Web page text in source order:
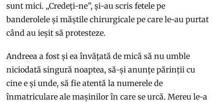
sunt mici. „Credeți-ne”, și-au scris fetele pe
banderolele și măștile chirurgicale pe care le-au purtat
când au ieșit să protesteze.
Andreea a fost și ea învățată de mică să nu umble
niciodată singură noaptea, să-și anunțe părinții cu
cine e și unde, să fie atentă la numerele de
înmatriculare ale mașinilor în care se urcă. Mereu le-a